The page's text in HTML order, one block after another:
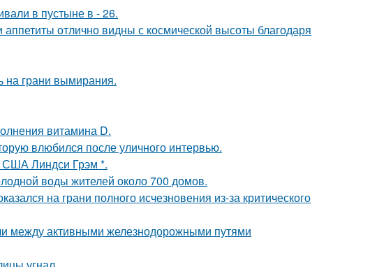
в пустыне в - 26.
отлично видны с космической высоты благодаря
на грани вымирания.
витамина D.
влюбился после уличного интервью.
США Линдси Грэм *.
воды жителей около 700 домов.
на грани полного исчезновения из-за критического
между активными железнодорожными путями